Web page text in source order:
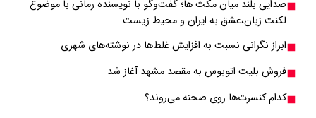
صدایی بلند میان مکث ها؛ گفت‌وگو با نویسنده رمانی با موضوع
لکنت زبان،عشق به ایران و محیط زیست
ابراز نگرانی نسبت به افزایش غلط‌ها در نوشته‌های شهری
فروش بلیت اتوبوس به مقصد مشهد آغاز شد
کدام کنسرت‌ها روی صحنه می‌روند؟